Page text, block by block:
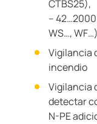
CTBS25),
–
WS…,
Vigilancia
incendio
Vigilancia
detectar
N-PE